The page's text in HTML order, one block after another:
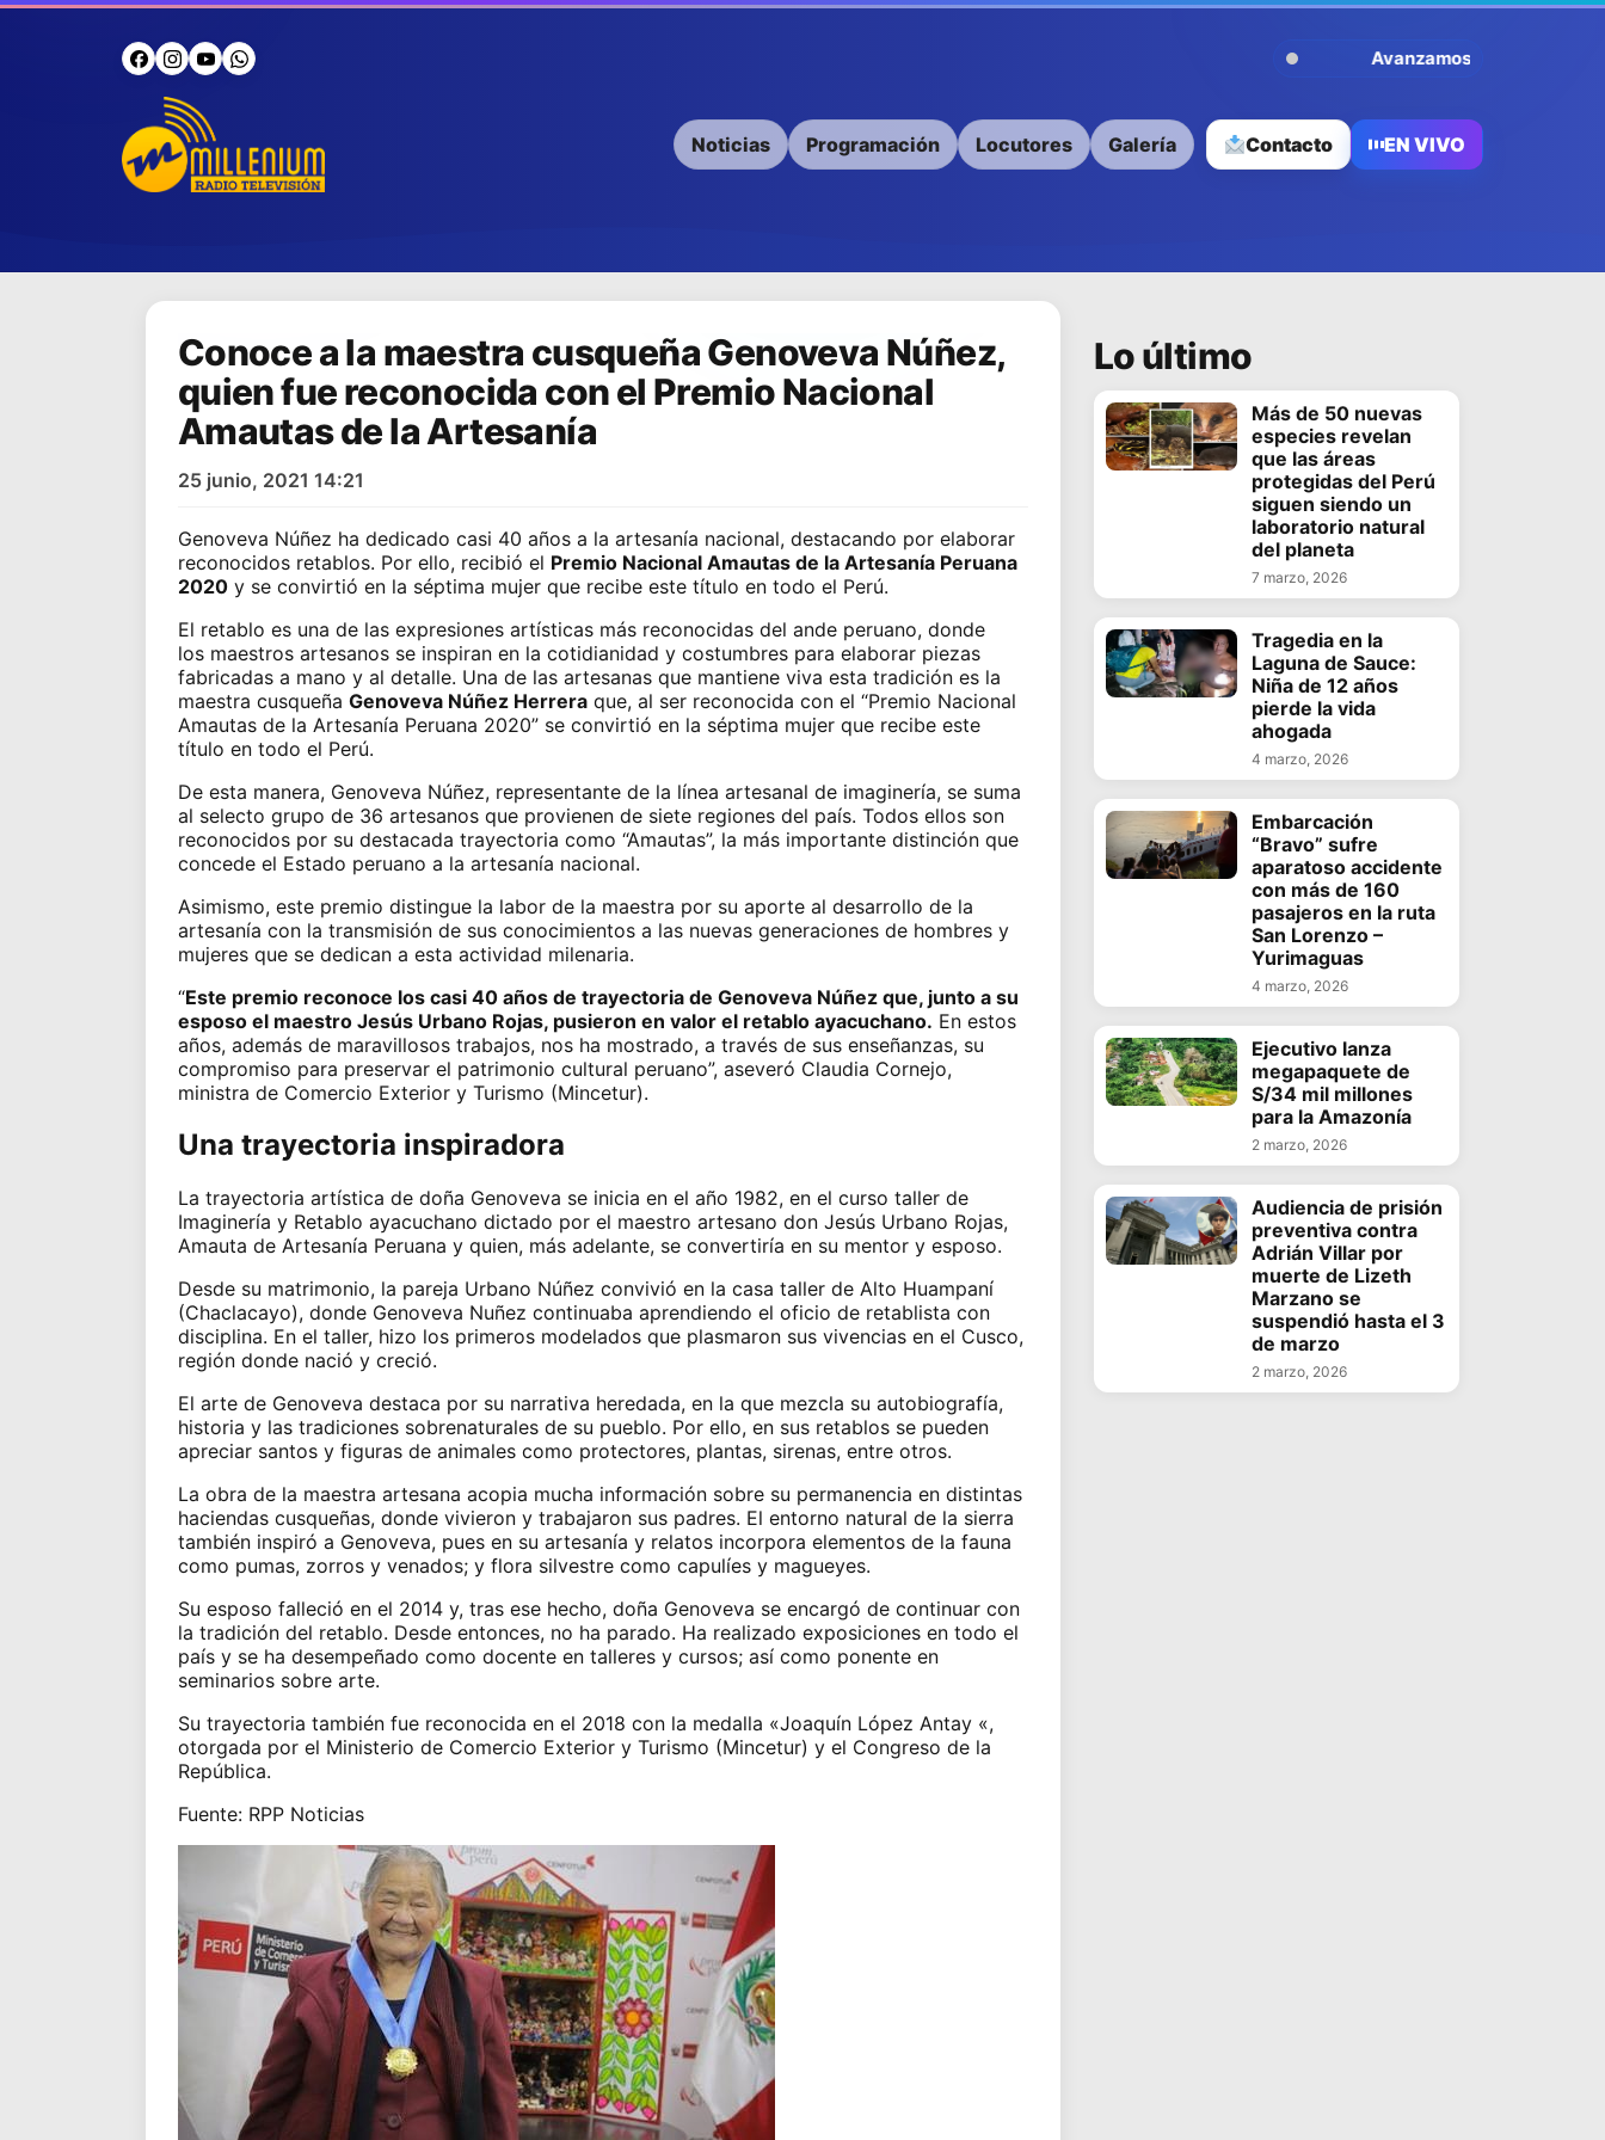
Avanzamos Contigo
Noticias Programación Locutores Galería Contacto EN VIVO
Conoce a la maestra cusqueña Genoveva Núñez,
quien fue reconocida con el Premio Nacional
Amautas de la Artesanía
25 junio, 2021 14:21
Genoveva Núñez ha dedicado casi 40 años a la artesanía nacional, destacando por elaborar
reconocidosretablos. Por ello, recibió el Premio Nacional Amautas de la Artesanía Peruana
2020y se convirtió en la séptima mujer que recibe este título en todo el Perú.
El retablo es una de las expresiones artísticas más reconocidas del ande peruano, donde
losmaestros artesanos se inspiran en la cotidianidad y costumbres para elaborar piezas
fabricadas a mano y al detalle. Una de las artesanas que mantiene viva esta tradición es la
maestra cusqueña Genoveva Núñez Herreraque, al ser reconocida con el “Premio Nacional
Amautas de la Artesanía Peruana 2020” se convirtió en la séptima mujer que recibe este
título en todo el Perú.
De esta manera, Genoveva Núñez, representante de la línea artesanal de imaginería, se suma
al selecto grupo de 36 artesanos que provienen de siete regiones del país. Todos ellos son
reconocidos por su destacada trayectoria como “Amautas”, la más importante distinción que
concede el Estado peruano a la artesanía nacional.
Asimismo, este premio distingue la labor de la maestra por su aporte al desarrollo de la
artesanía con la transmisión de sus conocimientos a las nuevas generaciones de hombres y
mujeres que se dedican a esta actividad milenaria.
“Este premio reconoce los casi 40 años de trayectoria de Genoveva Núñez que, junto a su
esposo el maestro Jesús Urbano Rojas, pusieron en valor el retablo ayacuchano. En estos
años, además de maravillosos trabajos, nos ha mostrado, a través de sus enseñanzas, su
compromiso para preservar el patrimonio cultural peruano”, aseveró Claudia Cornejo,
ministra de Comercio Exterior y Turismo (Mincetur).
Una trayectoria inspiradora
La trayectoria artística de doña Genoveva se inicia en el año 1982, en el curso taller de
Imaginería y Retablo ayacuchano dictado por el maestro artesano don Jesús Urbano Rojas,
Amauta de Artesanía Peruana y quien, más adelante, se convertiría en su mentor y esposo.
Desde su matrimonio, la pareja Urbano Núñez convivió en la casa taller de Alto Huampaní
(Chaclacayo), donde Genoveva Nuñez continuaba aprendiendo el oficio de retablista con
disciplina. En el taller, hizo los primeros modelados que plasmaron sus vivencias en el Cusco,
región donde nació y creció.
El arte de Genoveva destaca por su narrativa heredada, en la que mezcla su autobiografía,
historia y las tradiciones sobrenaturales de su pueblo. Por ello, en sus retablos se pueden
apreciar santos y figuras de animales como protectores, plantas, sirenas, entre otros.
La obra de la maestra artesana acopia mucha información sobre su permanencia en distintas
haciendas cusqueñas, donde vivieron y trabajaron sus padres. El entorno natural de la sierra
también inspiró a Genoveva, pues en su artesanía y relatos incorpora elementos de la fauna
como pumas, zorros y venados; y flora silvestre como capulíes y magueyes.
Su esposo falleció en el 2014 y, tras ese hecho, doña Genoveva se encargó de continuar con
la tradición del retablo. Desde entonces, no ha parado. Ha realizado exposiciones en todo el
país y se ha desempeñado como docente en talleres y cursos; así como ponente en
seminarios sobre arte.
Su trayectoria también fue reconocida en el 2018 con la medalla «Joaquín López Antay «,
otorgada por el Ministerio de Comercio Exterior y Turismo (Mincetur) y el Congreso de la
República.
Fuente: RPP Noticias
Lo último
Más de 50 nuevas
especies revelan
que las áreas
protegidas del Perú
siguen siendo un
laboratorio natural
del planeta
7 marzo, 2026
Tragedia en la
Laguna de Sauce:
Niña de 12 años
pierde la vida
ahogada
4 marzo, 2026
Embarcación
“Bravo” sufre
aparatoso accidente
con más de 160
pasajeros en la ruta
San Lorenzo –
Yurimaguas
4 marzo, 2026
Ejecutivo lanza
megapaquete de
S/34 mil millones
para la Amazonía
2 marzo, 2026
Audiencia de prisión
preventiva contra
Adrián Villar por
muerte de Lizeth
Marzano se
suspendió hasta el 3
de marzo
2 marzo, 2026